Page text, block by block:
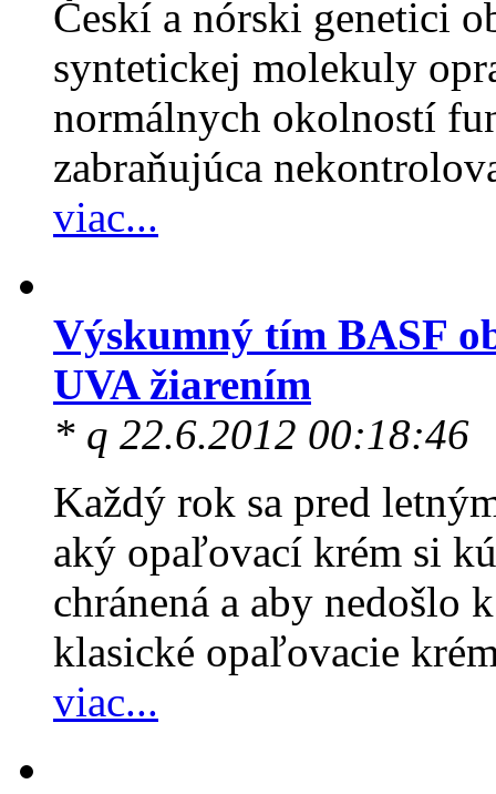
Českí a nórski genetici
syntetickej molekuly
normálnych okolností
zabraňujúca
viac...
Výskumný tím BASF
UVA žiarením
* q 22.6.2012 00:18:46
Každý rok sa pred
aký opaľovací krém si
chránená a aby nedošlo
klasické opaľovacie
viac...